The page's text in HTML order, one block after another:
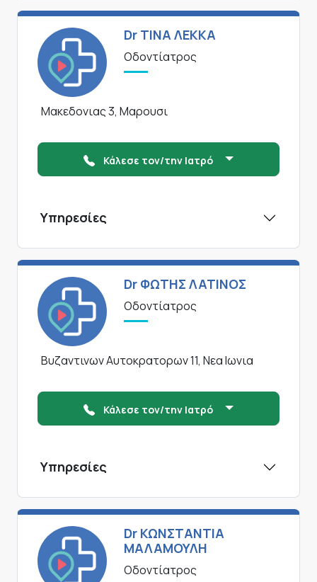
Dr ΤΙΝΑ ΛΕΚΚΑ
Οδοντίατρος
Μακεδονιας 3, Μαρουσι
Κάλεσε τον/την Ιατρό
Υπηρεσίες
Dr ΦΩΤΗΣ ΛΑΤΙΝΟΣ
Οδοντίατρος
Βυζαντινων Αυτοκρατορων 11, Νεα Ιωνια
Κάλεσε τον/την Ιατρό
Υπηρεσίες
Dr ΚΩΝΣΤΑΝΤΙΑ
ΜΑΛΑΜΟΥΛΗ
Οδοντίατρος